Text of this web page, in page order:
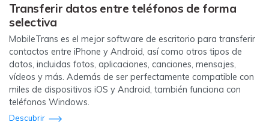
Transferir datos entre teléfonos de forma
selectiva
MobileTrans es el mejor software de escritorio para transferir
contactos entre iPhone y Android, así como otros tipos de
datos, incluidas fotos, aplicaciones, canciones, mensajes,
vídeos y más. Además de ser perfectamente compatible con
miles de dispositivos iOS y Android, también funciona con
teléfonos Windows.
Descubrir